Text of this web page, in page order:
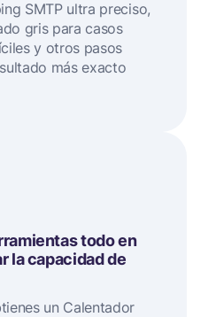
SMTP ultra preciso,
gris para casos
y otros pasos
más exacto
todo en
la capacidad de
un Calentador